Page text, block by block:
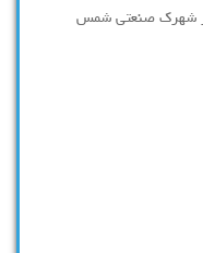
در شهرک صنعتی شمس